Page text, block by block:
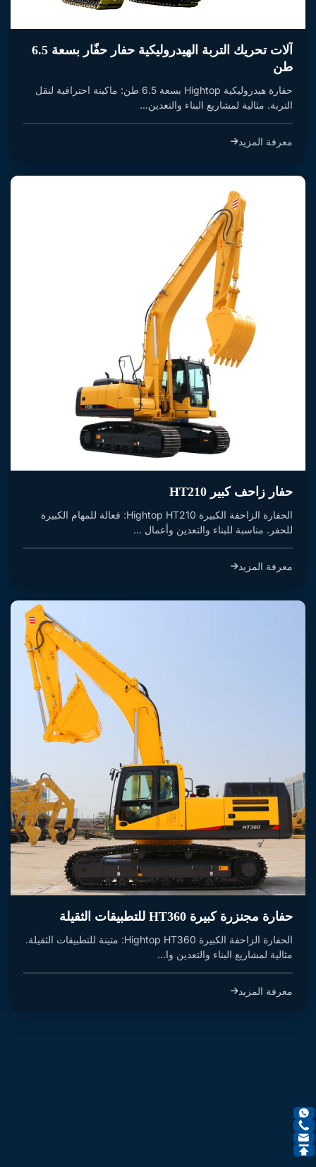
آلات تحريك التربة الهيدروليكية حفار حفّار بسعة 6.5
طن
حفارة هيدروليكية Hightop بسعة 6.5 طن: ماكينة احترافية لنقل
التربة. مثالية لمشاريع البناء والتعدين...
معرفة المزيد
حفار زاحف كبير HT210
الحفارة الزاحفة الكبيرة Hightop HT210: فعالة للمهام الكبيرة
للحفر. مناسبة للبناء والتعدين وأعمال ...
معرفة المزيد
حفارة مجنزرة كبيرة HT360 للتطبيقات الثقيلة
الحفارة الزاحفة الكبيرة Hightop HT360: متينة للتطبيقات الثقيلة.
مثالية لمشاريع البناء والتعدين وا...
معرفة المزيد